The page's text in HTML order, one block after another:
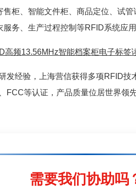
柜、智能文件柜、商品定位、试
务、生产过程控制等RFID系统应用
高频13.56MHz智能档案柜电子标签
经验，上海营信获得多项RFID技
FCC等认证，产品质量位居世界领
需要我们协助吗